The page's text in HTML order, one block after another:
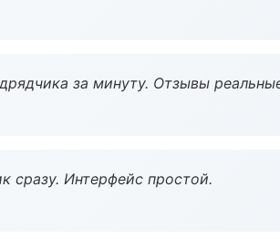
за минуту. Отзывы
сразу. Интерфейс простой.